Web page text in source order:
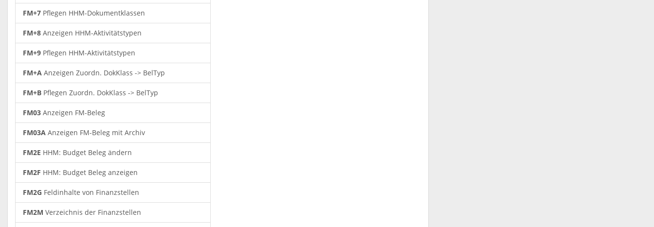
FM+7 Pflegen HHM-Dokumentklassen
FM+8 Anzeigen HHM-Aktivitätstypen
FM+9 Pflegen HHM-Aktivitätstypen
FM+A Anzeigen Zuordn. DokKlass -> BelTyp
FM+B Pflegen Zuordn. DokKlass -> BelTyp
FM03 Anzeigen FM-Beleg
FM03A Anzeigen FM-Beleg mit Archiv
FM2E HHM: Budget Beleg ändern
FM2F HHM: Budget Beleg anzeigen
FM2G Feldinhalte von Finanzstellen
FM2M Verzeichnis der Finanzstellen